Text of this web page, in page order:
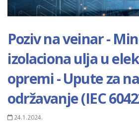
Poziv na veinar -
izolaciona ulja u
opremi - Upute za
održavanje (IEC
24.1.2024.